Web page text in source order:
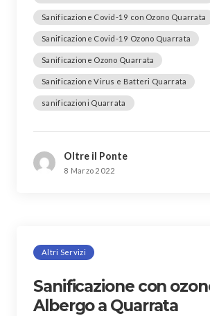
Sanificazione Covid-19 con Ozono Quarrata
Sanificazione Covid-19 Ozono Quarrata
Sanificazione Ozono Quarrata
Sanificazione Virus e Batteri Quarrata
sanificazioni Quarrata
Oltre il Ponte
8 Marzo 2022
Altri Servizi
Sanificazione con
Albergo a Quarrata